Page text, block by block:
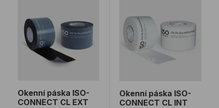
Okenní páska ISO-
CONNECT CL EXT
Okenní páska ISO-
CONNECT CL INT